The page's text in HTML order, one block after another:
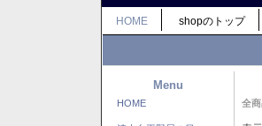
HOME shopのトップ
Menu
HOME 全